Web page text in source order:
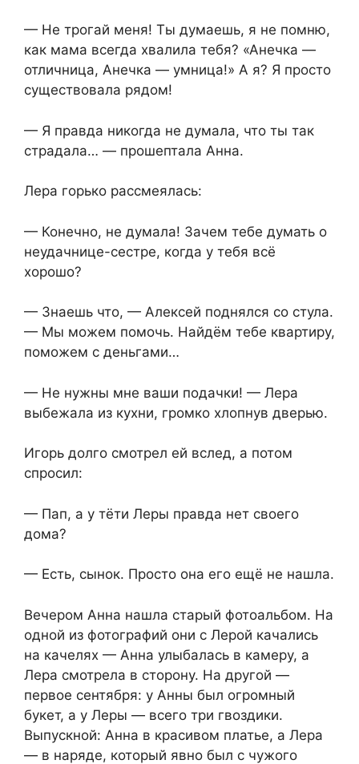
— Не трогай меня! Ты думаешь, я не помню,
как мама всегда хвалила тебя? «Анечка —
отличница, Анечка — умница!» А я? Я просто
существовала рядом!
— Я правда никогда не думала, что ты так
страдала… — прошептала Анна.
Лера горько рассмеялась:
— Конечно, не думала! Зачем тебе думать о
неудачнице-сестре, когда у тебя всё
хорошо?
— Знаешь что, — Алексей поднялся со стула.
— Мы можем помочь. Найдём тебе квартиру,
поможем с деньгами…
— Не нужны мне ваши подачки! — Лера
выбежала из кухни, громко хлопнув дверью.
Игорь долго смотрел ей вслед, а потом
спросил:
— Пап, а у тёти Леры правда нет своего
дома?
— Есть, сынок. Просто она его ещё не нашла.
Вечером Анна нашла старый фотоальбом. На
одной из фотографий они с Лерой качались
на качелях — Анна улыбалась в камеру, а
Лера смотрела в сторону. На другой —
первое сентября: у Анны был огромный
букет, а у Леры — всего три гвоздики.
Выпускной: Анна в красивом платье, а Лера
— в наряде, который явно был с чужого